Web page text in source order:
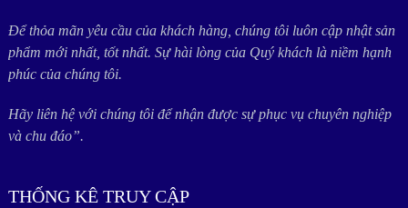
Để thỏa mãn yêu cầu của khách hàng, chúng tôi luôn cập nhật sản
phẩm mới nhất, tốt nhất. Sự hài lòng của Quý khách là niềm hạnh
phúc của chúng tôi.
Hãy liên hệ với chúng tôi để nhận được sự phục vụ chuyên nghiệp
và chu đáo”.
THỐNG KÊ TRUY CẬP